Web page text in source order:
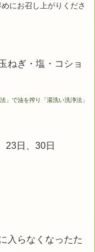
にお召し上がりくださ
ぎ・塩・コショ
」で油を搾り「湯洗い洗浄法」
23日、30日
らなくなったた